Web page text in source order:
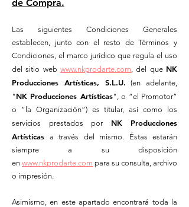
de Compra.
Las siguientes Condiciones Generales
establecen, junto con el resto de Términos y
Condiciones, el marco jurídico que regula el uso
del sitio web www.nkprodarte.com, del que NK
Producciones Artísticas, S.L.U. (en adelante,
" NK Producciones Artísticas", o “el Promotor”
o “la Organización”) es titular, así como los
servicios prestados por NK Producciones
Artísticas a través del mismo. Éstas estarán
siempre a su disposición
en www.nkprodarte.com para su consulta, archivo
o impresión.
Asimismo, en este apartado encontrará toda la